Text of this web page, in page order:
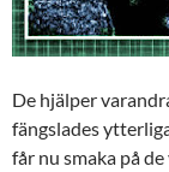
De hjälper
fängslades
får nu smaka på